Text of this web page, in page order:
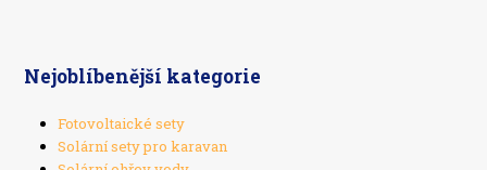
Nejoblíbenější kategorie
Fotovoltaické sety
Solární sety pro karavan